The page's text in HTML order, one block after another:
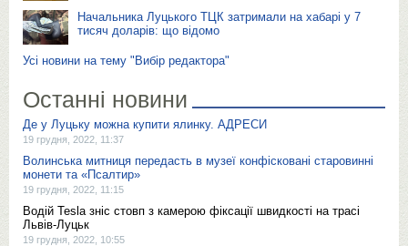
Начальника Луцького ТЦК затримали на хабарі у 7
тисяч доларів: що відомо
Усі новини на тему "Вибір редактора"
Останні новини
Де у Луцьку можна купити ялинку. АДРЕСИ
19 грудня, 2022, 11:37
Волинська митниця передасть в музеї конфісковані старовинні
монети та «Псалтир»
19 грудня, 2022, 11:15
Водій Tesla зніс стовп з камерою фіксації швидкості на трасі
Львів-Луцьк
19 грудня, 2022, 10:55